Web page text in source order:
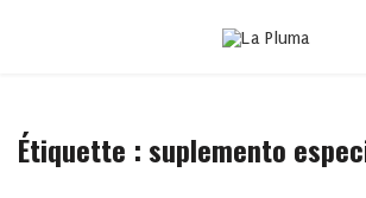
Étiquette :suplemento